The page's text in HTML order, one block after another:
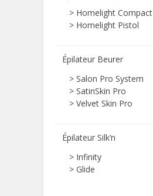
> Homelight Compact
> Homelight Pistol
Épilateur Beurer
> Salon Pro System
> SatinSkin Pro
> Velvet Skin Pro
Épilateur Silk’n
> Infinity
> Glide